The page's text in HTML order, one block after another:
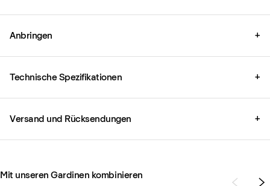
Anbringen +
Technische Spezifikationen +
Versand und Rücksendungen +
Mit unseren Gardinen kombinieren